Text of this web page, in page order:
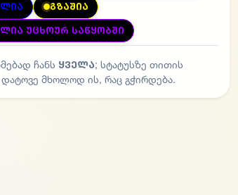
გზაშია
უცხოურ საწყობში
ჩანს ყველა; სტატუსზე თითის
მხოლოდ ის, რაც გჭირდება.